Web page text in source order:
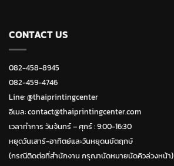
CONTACT US
082-458-8945
082-459-4746
Line:@thaiprintingcenter
อีเมล: contact@thaiprintingcenter.com
เวลาทำการ วันจ้นทร์ – ศุกร์ : 9:00-16:30
หยุดวันเสาร์-อาทิตย์และวันหยุดนขัตฤกษ์
(กรณีติดต่อที่สำนักงาน กรุณานัดหมายนัดคิวล่วงหน้า)